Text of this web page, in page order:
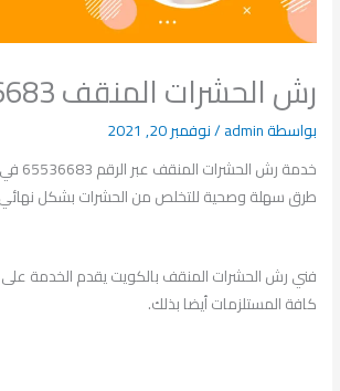
رش الحشرات المنقف 65536683
بواسطةadmin
/نوفمبر 20, 2021
خدمة
طرق سهلة وصحية للتخلص من الحشرات بشكل
فني رش الحشرات المنقف بالكويت يقدم الخدمة
كافة المستلزمات أيضا بذلك.